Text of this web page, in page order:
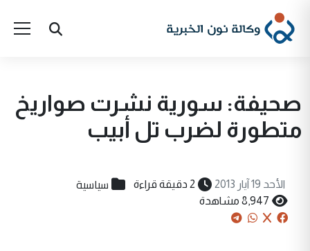
صحيفة: سورية نشرت صواريخ
متطورة لضرب تل أبيب
الأحد 19 آيار 2013 2 دقيقة قراءة سياسية
8,947 مشاهدة